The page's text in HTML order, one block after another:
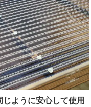
じように安心して使用